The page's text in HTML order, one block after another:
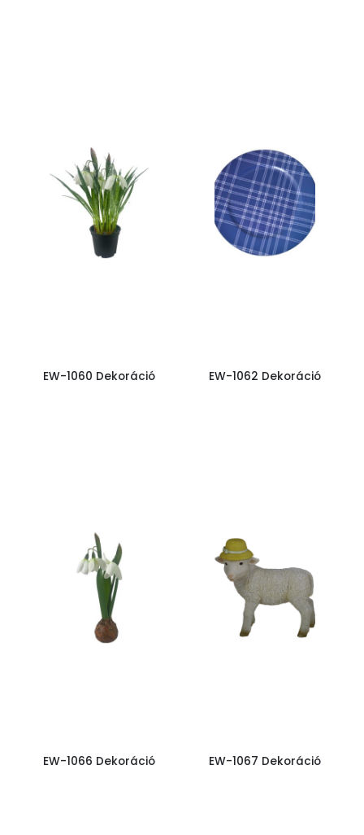
EW-1060 Dekoráció EW-1062 Dekoráció
EW-1066 Dekoráció EW-1067 Dekoráció